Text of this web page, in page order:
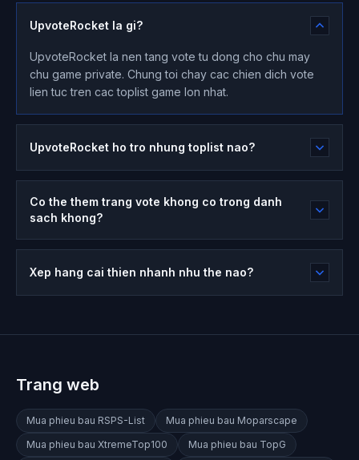
UpvoteRocket la gi?
UpvoteRocket la nen tang vote tu dong cho chu may
chu game private. Chung toi chay cac chien dich vote
lien tuc tren cac toplist game lon nhat.
UpvoteRocket ho tro nhung toplist nao?
Co the them trang vote khong co trong danh
sach khong?
Xep hang cai thien nhanh nhu the nao?
Trang web
Mua phieu bau RSPS-List Mua phieu bau Moparscape
Mua phieu bau XtremeTop100 Mua phieu bau TopG